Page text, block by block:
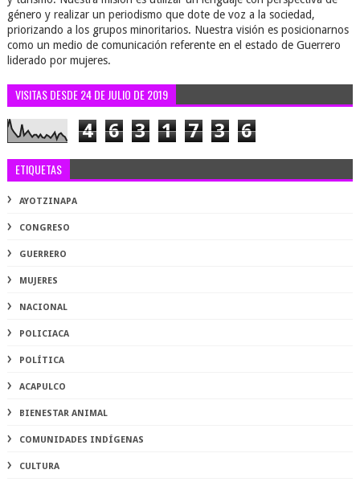
género y realizar un periodismo que dote de voz a la sociedad,
priorizando a los grupos minoritarios. Nuestra visión es posicionarnos
como un medio de comunicación referente en el estado de Guerrero
liderado por mujeres.
VISITAS DESDE 24 DE JULIO DE 2019
4 6 3 1 7 3 6
ETIQUETAS
AYOTZINAPA
CONGRESO
GUERRERO
MUJERES
NACIONAL
POLICIACA
POLÍTICA
ACAPULCO
BIENESTAR ANIMAL
COMUNIDADES INDÍGENAS
CULTURA